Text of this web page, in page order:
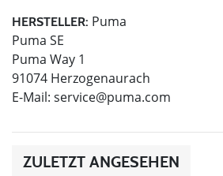
HERSTELLER: Puma
Puma SE
Puma Way 1
91074 Herzogenaurach
E-Mail: service@puma.com
ZULETZT ANGESEHEN